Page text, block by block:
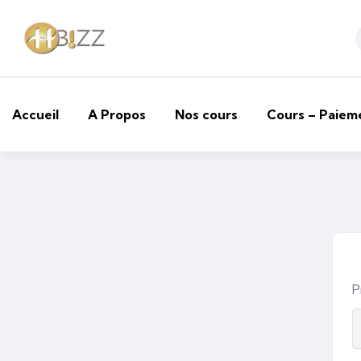
Accueil A Propos Nos cours Cours –